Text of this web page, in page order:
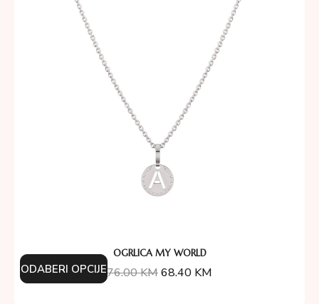
OGRLICA MY WORLD
76.00KM68.40 KM
ODABERI OPCIJE